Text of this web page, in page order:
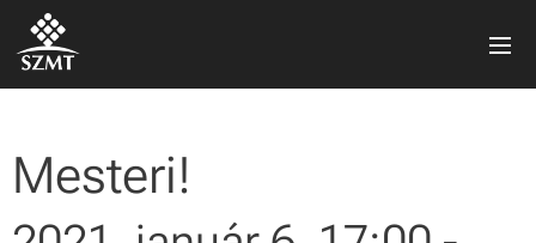
Mesteri!